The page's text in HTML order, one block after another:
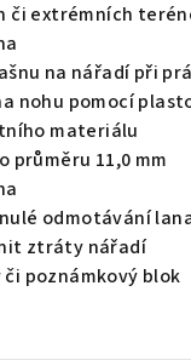
či extrémních
na nářadí při
nohu pomocí
materiálu
průměru 11,0 mm
odmotávání
ztráty nářadí
poznámkový blok